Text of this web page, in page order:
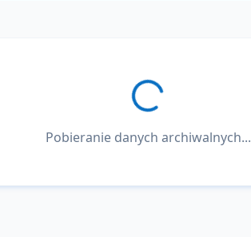
Pobieranie danych archiwalnych...